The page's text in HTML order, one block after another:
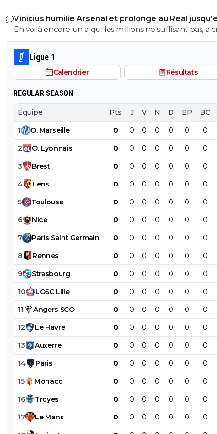
Vinicius humilie Arsenal et prolonge au Real
2032
En voilà encore un a qui les millions ne suffisant pas, a
sur son club pour en récupérer quelques uns de
mec pareil me pue au nez...Reste au Réal et continue
pourrir le vestiaire !
Ligue 1
Calendrier Résultats
REGULAR SEASON
Équipe Pts J V N D BP BC
1 O. Marseille 0 0 0 0 0 0 0
2 O. Lyonnais 0 0 0 0 0 0 0
3 Brest 0 0 0 0 0 0 0
4 Lens 0 0 0 0 0 0 0
5 Toulouse 0 0 0 0 0 0 0
6 Nice 0 0 0 0 0 0 0
7 Paris Saint Germain 0 0 0 0 0 0 0
8 Rennes 0 0 0 0 0 0 0
9 Strasbourg 0 0 0 0 0 0 0
10 LOSC Lille 0 0 0 0 0 0 0
11 Angers SCO 0 0 0 0 0 0 0
12 Le Havre 0 0 0 0 0 0 0
13 Auxerre 0 0 0 0 0 0 0
14 Paris 0 0 0 0 0 0 0
15 Monaco 0 0 0 0 0 0 0
16 Troyes 0 0 0 0 0 0 0
17 Le Mans 0 0 0 0 0 0 0